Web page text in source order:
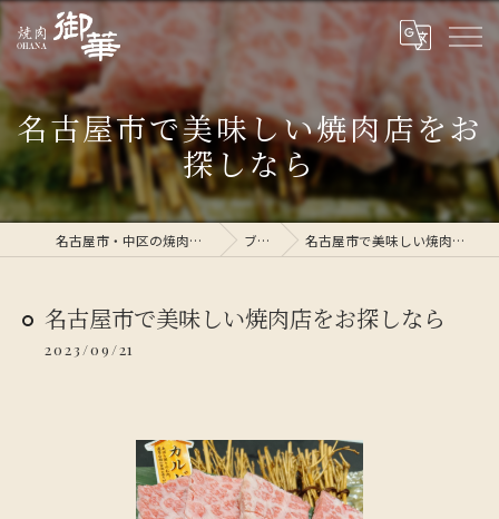
名古屋市で美味しい焼肉店をお
探しなら
名古屋市・中区の焼肉なら焼肉 御華 ブログ 名古屋市で美味しい焼肉店をお探しなら
名古屋市で美味しい焼肉店をお探しなら
2023/09/21